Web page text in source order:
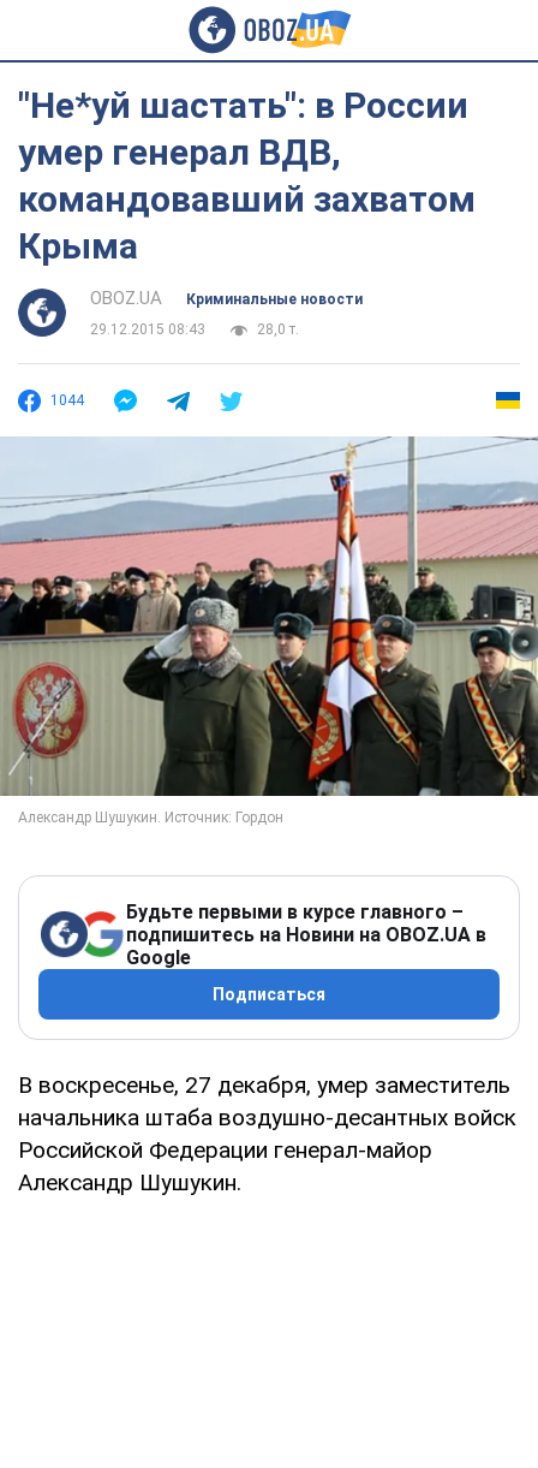
"Не*уй шастать": в России
умер генерал ВДВ,
командовавший захватом
Крыма
OBOZ.UA
Криминальные новости
29.12.2015 08:43
28,0 т.
1044
Будьте первыми в курсе главного –
подпишитесь на Новини на OBOZ.UA в
Google
Подписаться
В воскресенье, 27 декабря, умер заместитель
начальника штаба воздушно-десантных войск
Российской Федерации генерал-майор
Александр Шушукин.